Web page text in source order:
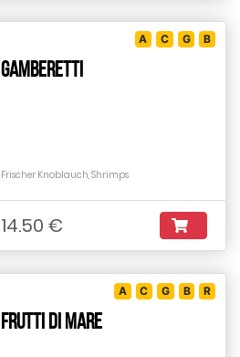
Gamberetti
A C G B
Frischer Knoblauch, Shrimps
14.50 €
Frutti di Mare
A C G B R